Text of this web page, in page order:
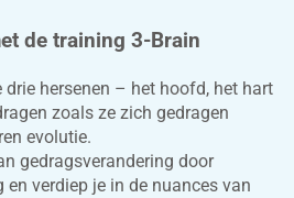
de training 3-Brain
drie hersenen – het hoofd, het hart
zoals ze zich gedragen
evolutie.
gedragsverandering door
verdiep je in de nuances van